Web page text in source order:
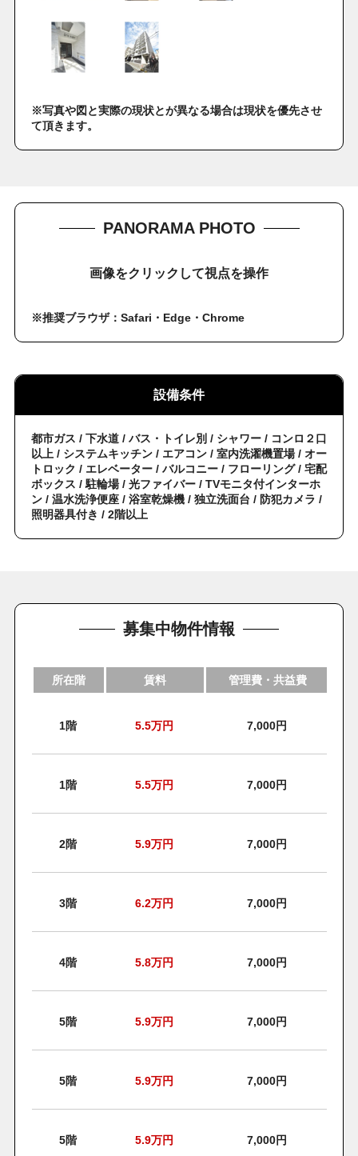
※写真や図と実際の現状とが異なる場合は現状を優先させ
て頂きます。
PANORAMA PHOTO
画像をクリックして視点を操作
※推奨ブラウザ：Safari・Edge・Chrome
設備条件
都市ガス / 下水道 / バス・トイレ別 / シャワー / コンロ２口
以上 / システムキッチン / エアコン / 室内洗濯機置場 / オー
トロック / エレベーター / バルコニー / フローリング / 宅配
ボックス / 駐輪場 / 光ファイバー / TVモニタ付インターホ
ン / 温水洗浄便座 / 浴室乾燥機 / 独立洗面台 / 防犯カメラ /
照明器具付き / 2階以上
募集中物件情報
所在階 賃料 管理費・共益費
1階 5.5万円 7,000円
1階 5.5万円 7,000円
2階 5.9万円 7,000円
3階 6.2万円 7,000円
4階 5.8万円 7,000円
5階 5.9万円 7,000円
5階 5.9万円 7,000円
5階 5.9万円 7,000円